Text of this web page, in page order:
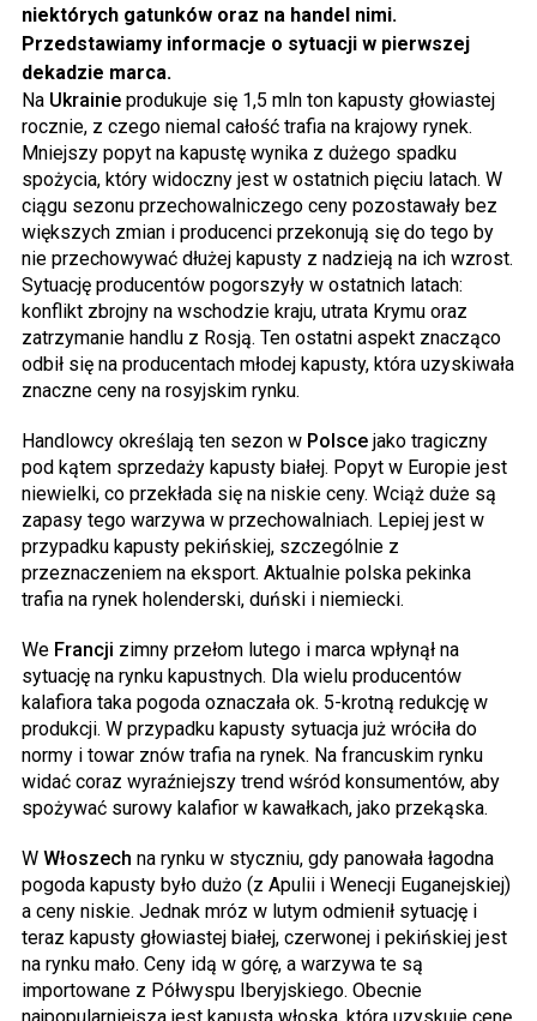
niektórych gatunków oraz na handel nimi.
Przedstawiamy informacje o sytuacji w pierwszej
dekadzie marca.
Na Ukrainie produkuje się 1,5 mln ton kapusty głowiastej
rocznie, z czego niemal całość trafia na krajowy rynek.
Mniejszy popyt na kapustę wynika z dużego spadku
spożycia, który widoczny jest w ostatnich pięciu latach. W
ciągu sezonu przechowalniczego ceny pozostawały bez
większych zmian i producenci przekonują się do tego by
nie przechowywać dłużej kapusty z nadzieją na ich wzrost.
Sytuację producentów pogorszyły w ostatnich latach:
konflikt zbrojny na wschodzie kraju, utrata Krymu oraz
zatrzymanie handlu z Rosją. Ten ostatni aspekt znacząco
odbił się na producentach młodej kapusty, która uzyskiwała
znaczne ceny na rosyjskim rynku.
Handlowcy określają ten sezon w Polsce jako tragiczny
pod kątem sprzedaży kapusty białej. Popyt w Europie jest
niewielki, co przekłada się na niskie ceny. Wciąż duże są
zapasy tego warzywa w przechowalniach. Lepiej jest w
przypadku kapusty pekińskiej, szczególnie z
przeznaczeniem na eksport. Aktualnie polska pekinka
trafia na rynek holenderski, duński i niemiecki.
We Francji zimny przełom lutego i marca wpłynął na
sytuację na rynku kapustnych. Dla wielu producentów
kalafiora taka pogoda oznaczała ok. 5-krotną redukcję w
produkcji. W przypadku kapusty sytuacja już wróciła do
normy i towar znów trafia na rynek. Na francuskim rynku
widać coraz wyraźniejszy trend wśród konsumentów, aby
spożywać surowy kalafior w kawałkach, jako przekąska.
W Włoszech na rynku w styczniu, gdy panowała łagodna
pogoda kapusty było dużo (z Apulii i Wenecji Euganejskiej)
a ceny niskie. Jednak mróz w lutym odmienił sytuację i
teraz kapusty głowiastej białej, czerwonej i pekińskiej jest
na rynku mało. Ceny idą w górę, a warzywa te są
importowane z Półwyspu Iberyjskiego. Obecnie